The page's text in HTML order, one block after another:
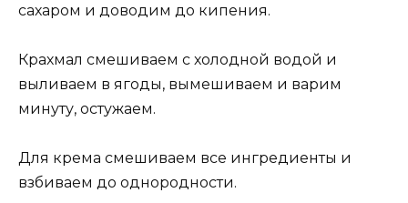
сахаром и доводим до кипения.
Крахмал смешиваем с холодной водой и
выливаем в ягоды, вымешиваем и варим
минуту, остужаем.
Для крема смешиваем все ингредиенты и
взбиваем до однородности.